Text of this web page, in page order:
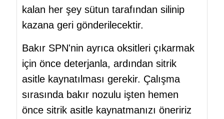
kalan her şey sütun tarafından silinip
kazana geri gönderilecektir.
Bakır SPN'nin ayrıca oksitleri çıkarmak
için önce deterjanla, ardından sitrik
asitle kaynatılması gerekir. Çalışma
sırasında bakır nozulu işten hemen
önce sitrik asitle kaynatmanızı öneririz